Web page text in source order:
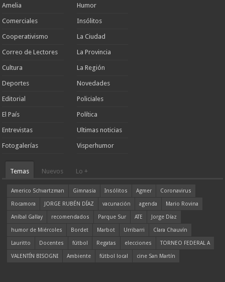
Amelia
Comerciales
Cooperativismo
Correo de Lectores
Cultura
Deportes
Editorial
El País
Entrevistas
Fotogalerías
Humor
Insólitos
La Ciudad
La Provincia
La Región
Novedades
Policiales
Política
Ultimas noticias
Visperhumor
Temas Nuevos Lo +
Americo Schvartzman Gimnasia Insólitos Agmer
Coronavirus
Rocamora
JORGE RUBÉN DÍAZ vacunación agenda
Mario Rovina
Aníbal Gallay
recomendados Parque Sur ATE
Jorge Díaz
humor de Miércoles
Bordet Marbot Urribarri
Clara Chauvín
Lauritto
Docentes fútbol Regatas elecciones
TORNEO FEDERAL A
VALENTÍN BISOGNI
Ambiente fútbol local cine San Martín